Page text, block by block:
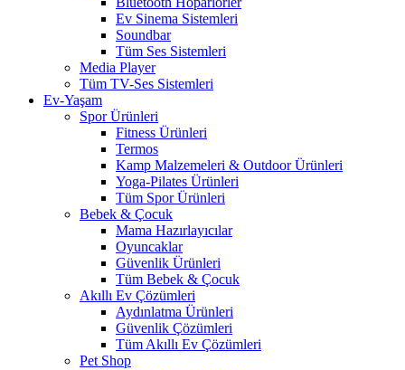
Ev Sinema Sistemleri
Soundbar
Tüm Ses Sistemleri
Media Player
Tüm TV-Ses Sistemleri
Ev-Yaşam
Spor Ürünleri
Fitness Ürünleri
Termos
Kamp Malzemeleri & Outdoor Ürünleri
Yoga-Pilates Ürünleri
Tüm Spor Ürünleri
Bebek & Çocuk
Mama Hazırlayıcılar
Oyuncaklar
Güvenlik Ürünleri
Tüm Bebek & Çocuk
Akıllı Ev Çözümleri
Aydınlatma Ürünleri
Güvenlik Çözümleri
Tüm Akıllı Ev Çözümleri
Pet Shop